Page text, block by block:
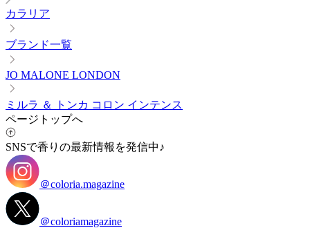
カラリア
ブランド一覧
JO MALONE LONDON
ミルラ ＆ トンカ コロン インテンス
ページトップへ
SNSで香りの最新情報を発信中♪
＠coloria.magazine
＠coloriamagazine